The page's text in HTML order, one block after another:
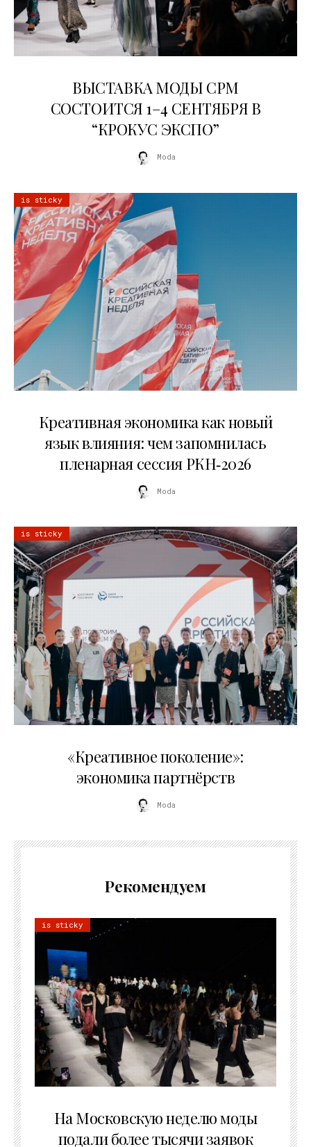
ВЫСТАВКА МОДЫ CPM
СОСТОИТСЯ 1–4 СЕНТЯБРЯ В
“КРОКУС ЭКСПО”
Moda
is sticky
Креативная экономика как новый
язык влияния: чем запомнилась
пленарная сессия РКН‑2026
Moda
is sticky
«Креативное поколение»:
экономика партнёрств
Moda
Рекомендуем
is sticky
На Московскую неделю моды
подали более тысячи заявок